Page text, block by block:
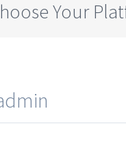
Your